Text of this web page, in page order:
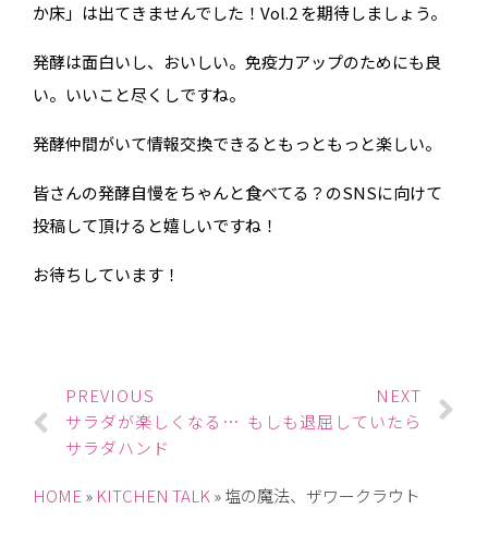
か床」は出てきませんでした！Vol.2 を期待しましょう。
発酵は面白いし、おいしい。免疫力アップのためにも良
い。いいこと尽くしですね。
発酵仲間がいて情報交換できるともっともっと楽しい。
皆さんの発酵自慢をちゃんと食べてる？のSNSに向けて
投稿して頂けると嬉しいですね！
お待ちしています！
PREVIOUS
サラダが楽しくなる、美味しくなる
サラダハンド
NEXT
もしも退屈していたら
HOME » KITCHEN TALK »塩の魔法、ザワークラウト